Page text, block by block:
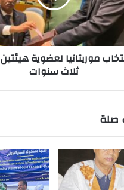
موريتانيا لعضوية
ثلاث سنوات
صلة